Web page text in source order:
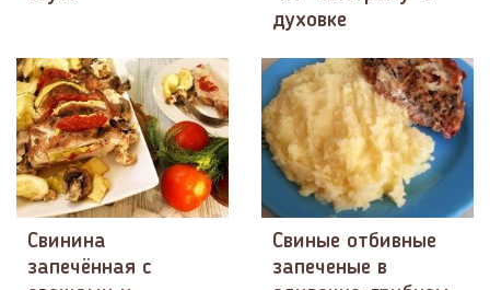
духовке
Свинина
запечённая с
Свиные отбивные
запеченые в